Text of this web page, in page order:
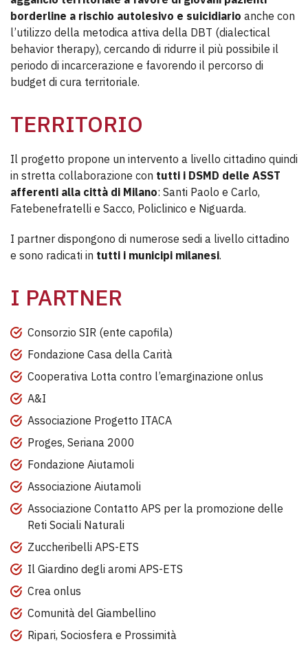
borderline a rischio autolesivo e suicidiario anche con
l’utilizzo della metodica attiva della DBT (dialectical
behavior therapy), cercando di ridurre il più possibile il
periodo di incarcerazione e favorendo il percorso di
budget di cura territoriale.
TERRITORIO
Il progetto propone un intervento a livello cittadino quindi
in stretta collaborazione con tutti i DSMD delle ASST
afferenti alla città di Milano: Santi Paolo e Carlo,
Fatebenefratelli e Sacco, Policlinico e Niguarda.
I partner dispongono di numerose sedi a livello cittadino
e sono radicati in tutti i municipi milanesi.
I PARTNER
Consorzio SIR (ente capofila)
Fondazione Casa della Carità
Cooperativa Lotta contro l’emarginazione onlus
A&I
Associazione Progetto ITACA
Proges, Seriana 2000
Fondazione Aiutamoli
Associazione Aiutamoli
Associazione Contatto APS per la promozione delle
Reti Sociali Naturali
Zuccheribelli APS-ETS
Il Giardino degli aromi APS-ETS
Crea onlus
Comunità del Giambellino
Ripari, Sociosfera e Prossimità